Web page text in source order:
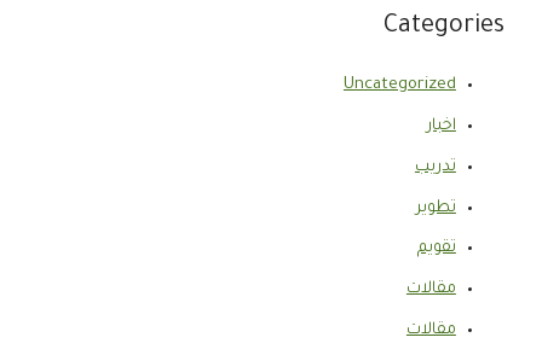
Categories
Uncategorized
اخبار
تدريب
تطوير
تقويم
مقالات
مقالات